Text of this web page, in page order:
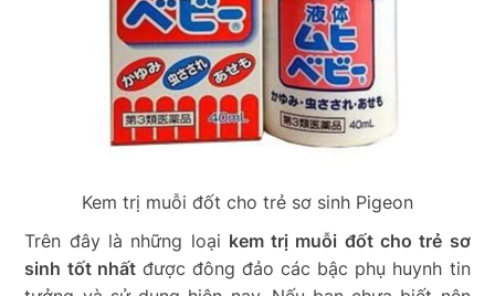
Kem trị muỗi đốt cho trẻ sơ sinh Pigeon
Trên đây là những loại kem trị muỗi đốt cho trẻ sơ
sinh tốt nhấtđược đông đảo các bậc phụ huynh tin